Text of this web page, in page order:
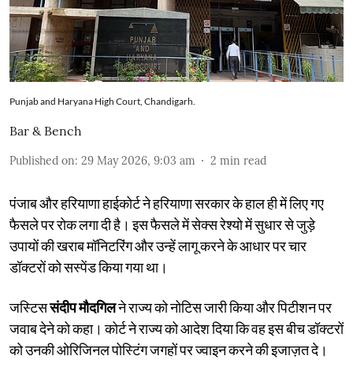
Punjab and Haryana High Court, Chandigarh.
Bar & Bench
Published on: 29 May 2026, 9:03 am 2 min read
पंजाब और हरियाणा हाईकोर्ट ने हरियाणा सरकार के हाल ही में लिए गए
फैसले पर रोक लगा दी है। इस फैसले में सेक्स रेश्यो में सुधार से जुड़े
उपायों की खराब मॉनिटरिंग और उन्हें लागू करने के आधार पर चार
डॉक्टरों को सस्पेंड किया गया था।
जस्टिससंदीप मौदगिलने राज्य को नोटिस जारी किया और पिटीशन पर
जवाब देने को कहा। कोर्ट ने राज्य को आदेश दिया कि वह इस बीच डॉक्टरों
को उनकी ओरिजिनल पोस्टिंग जगहों पर ज्वाइन करने की इजाज़त दे।